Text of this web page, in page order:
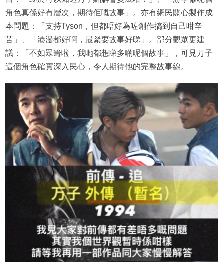
角色真係好有層次，期待佢嘅故事」。亦有網民關心製作成
本問題：「支持Tyson，但都唔好為咗創作搞到自己咁辛
苦」、「港漫都好啊，最緊要故事好睇」。部分觀眾更建
議：「不如眾籌啦，我哋都想睇多啲呢個故事」，可見万子
這個角色確實深入民心，令人期待他的完整故事線。